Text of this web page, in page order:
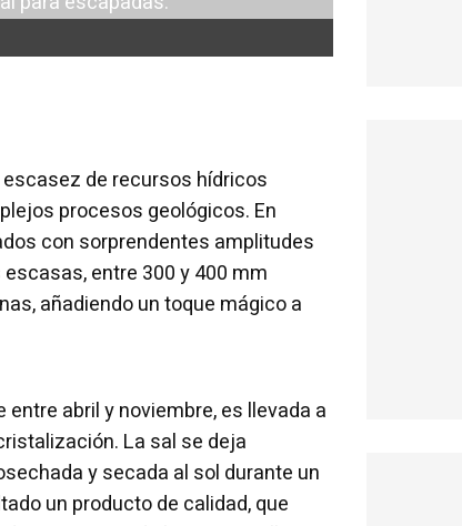
de recursos hídricos
procesos geológicos. En
con sorprendentes amplitudes
entre 300 y 400 mm
añadiendo un toque mágico a
abril y noviembre, es llevada a
La sal se deja
y secada al sol durante un
un producto de calidad, que